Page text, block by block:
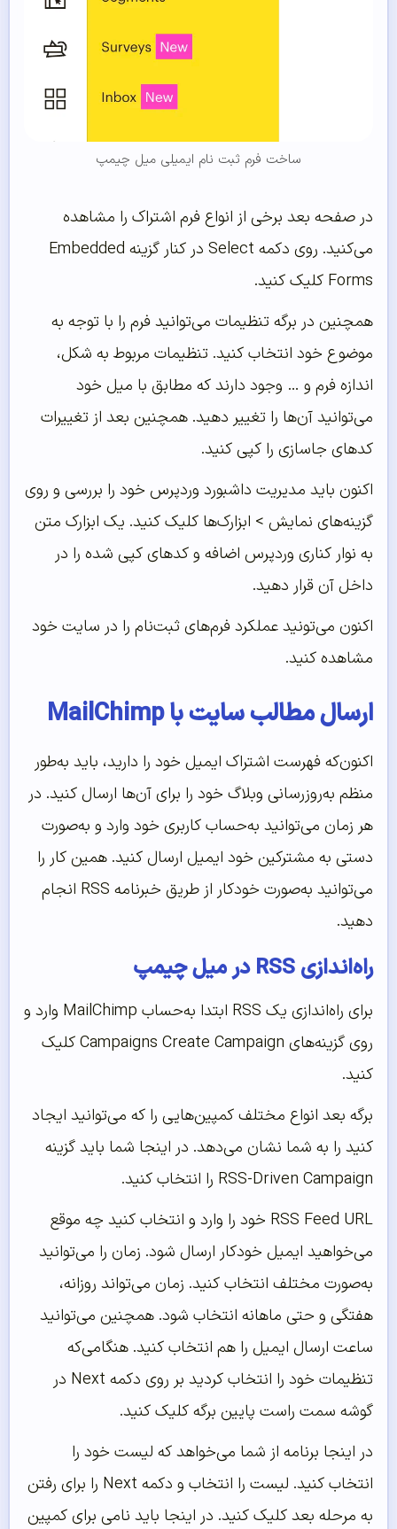
ساخت فرم ثبت نام ایمیلی میل چیمپ
در صفحه بعد برخی از انواع فرم اشتراک را مشاهده
می‌کنید. روی دکمه Select در کنار گزینه Embedded
Forms کلیک کنید.
همچنین در برگه تنظیمات می‌توانید فرم را با توجه به
موضوع خود انتخاب کنید. تنظیمات مربوط به شکل،
اندازه فرم و … وجود دارند که مطابق با میل خود
می‌توانید آن‌ها را تغییر دهید. همچنین بعد از تغییرات
کدهای جاسازی را کپی کنید.
اکنون باید مدیریت داشبورد وردپرس خود را بررسی و روی
گزینه‌های نمایش > ابزارک‌‌‌‌‌ها کلیک کنید. یک ابزارک متن
به نوار کناری وردپرس اضافه و کدهای کپی شده را در
داخل آن قرار دهید.
اکنون می‌‌‌‌‌تونید عملکرد فرم‌‌‌‌‌های ثبت‌‌‌‌‌نام را در سایت خود
مشاهده کنید.
ارسال مطالب سایت با MailChimp
اکنون‌که فهرست اشتراک ایمیل خود را دارید، باید به‌طور
منظم به‌روزرسانی وبلاگ خود را برای آن‌ها ارسال کنید. در
هر زمان می‌توانید به‌حساب کاربری خود وارد و به‌صورت
دستی به مشترکین خود ایمیل ارسال کنید. همین کار را
می‌توانید به‌صورت خودکار از طریق خبرنامه RSS انجام
دهید.
راه‌‌‌‌‌اندازی RSS در میل چیمپ
برای راه‌اندازی یک RSS ابتدا به‌حساب MailChimp وارد و
روی گزینه‌های Campaigns Create Campaign کلیک
کنید.
برگه بعد انواع مختلف کمپین‌هایی را که می‌توانید ایجاد
کنید را به شما نشان می‌دهد. در اینجا شما باید گزینه
RSS-Driven Campaign را انتخاب کنید.
RSS Feed URL خود را وارد و انتخاب کنید چه موقع
می‌خواهید ایمیل خودکار ارسال شود. زمان را می‌توانید
به‌صورت مختلف انتخاب کنید. زمان می‌تواند روزانه،
هفتگی و حتی ماهانه انتخاب شود. همچنین می‌توانید
ساعت ارسال ایمیل را هم انتخاب کنید. هنگامی‌که
تنظیمات خود را انتخاب کردید بر روی دکمه Next در
گوشه سمت راست پایین برگه کلیک کنید.
در اینجا برنامه از شما می‌خواهد که لیست خود را
انتخاب کنید. لیست را انتخاب و دکمه Next را برای رفتن
به مرحله بعد کلیک کنید. در اینجا باید نامی برای کمپین